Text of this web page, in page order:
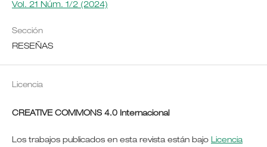
Vol. 21 Núm. 1/2 (2024)
Sección
RESEÑAS
Licencia
CREATIVE COMMONS 4.0 Internacional
Los trabajos publicados en esta revista están bajo Licencia